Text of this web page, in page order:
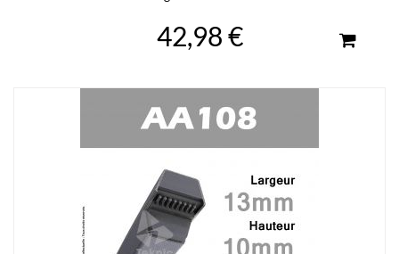
42,98 €